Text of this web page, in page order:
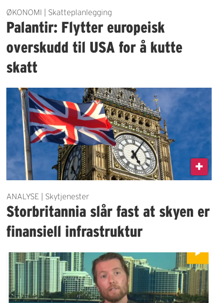
ØKONOMI | Skatteplanlegging
Palantir: Flytter europeisk
overskudd til USA for å kutte
skatt
ANALYSE | Skytjenester
Storbritannia slår fast at skyen er
finansiell infrastruktur